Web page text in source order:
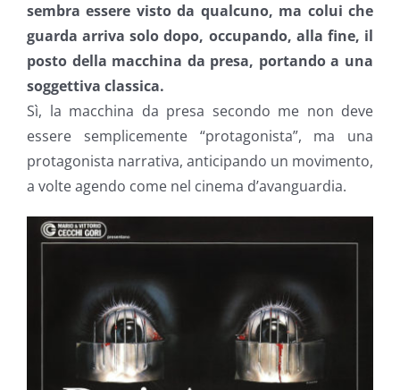
sembra essere visto da qualcuno, ma colui che
guarda arriva solo dopo, occupando, alla fine, il
posto della macchina da presa, portando a una
soggettiva classica.
Sì, la macchina da presa secondo me non deve
essere semplicemente “protagonista”, ma una
protagonista narrativa, anticipando un movimento,
a volte agendo come nel cinema d’avanguardia.